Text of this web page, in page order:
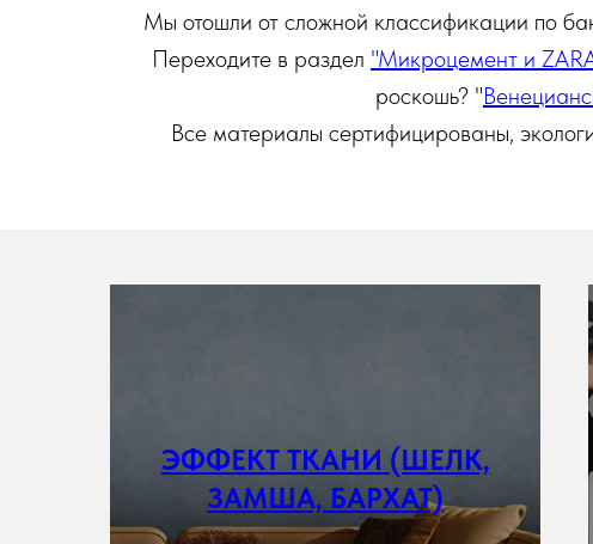
Мы отошли от сложной классификации по
Переходите в раздел "Микроцемент и
роскошь? "
Все материалы сертифицированы,
ЭФФЕКТ ТКАНИ (ШЕЛК,
ЗАМША, БАРХАТ)
Подробнее